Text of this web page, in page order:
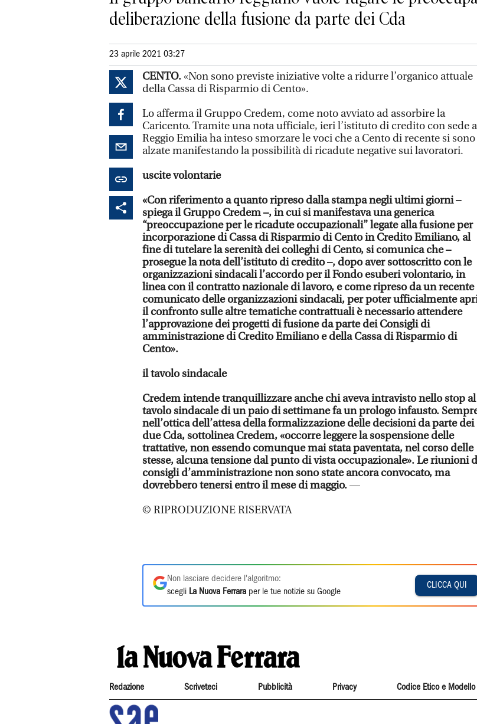
deliberazione della fusione da parte dei Cda
23 aprile 2021 03:27
CENTO.«Non sono previste iniziative volte a ridurre l’organico attuale
della Cassa di Risparmio di Cento».
Lo afferma il Gruppo Credem, come noto avviato ad assorbire la
Caricento. Tramite una nota ufficiale, ieri l’istituto di credito con sede a
Reggio Emilia ha inteso smorzare le voci che a Cento di recente si sono
alzate manifestando la possibilità di ricadute negative sui lavoratori.
uscite volontarie
«Con riferimento a quanto ripreso dalla stampa negli ultimi giorni –
spiega il Gruppo Credem –, in cui si manifestava una generica
“preoccupazione per le ricadute occupazionali” legate alla fusione per
incorporazione di Cassa di Risparmio di Cento in Credito Emiliano, al
fine di tutelare la serenità dei colleghi di Cento, si comunica che –
prosegue la nota dell’istituto di credito –, dopo aver sottoscritto con le
organizzazioni sindacali l’accordo per il Fondo esuberi volontario, in
linea con il contratto nazionale di lavoro, e come ripreso da un recente
comunicato delle organizzazioni sindacali, per poter ufficialmente
il confronto sulle altre tematiche contrattuali è necessario attendere
l’approvazione dei progetti di fusione da parte dei Consigli di
amministrazione di Credito Emiliano e della Cassa di Risparmio di
Cento».
il tavolo sindacale
Credem intende tranquillizzare anche chi aveva intravisto nello stop al
tavolo sindacale di un paio di settimane fa un prologo infausto.
nell’ottica dell’attesa della formalizzazione delle decisioni da parte dei
due Cda, sottolinea Credem, «occorre leggere la sospensione delle
trattative, non essendo comunque mai stata paventata, nel corso delle
stesse, alcuna tensione dal punto di vista occupazionale». Le riunioni
consigli d’amministrazione non sono state ancora convocato, ma
dovrebbero tenersi entro il mese di maggio.—
© RIPRODUZIONE RISERVATA
Non lasciare decidere l'algoritmo:
scegli La Nuova Ferrara per le tue notizie su Google
CLICCA QUI
Redazione Scriveteci Pubblicità Privacy Codice Etico e